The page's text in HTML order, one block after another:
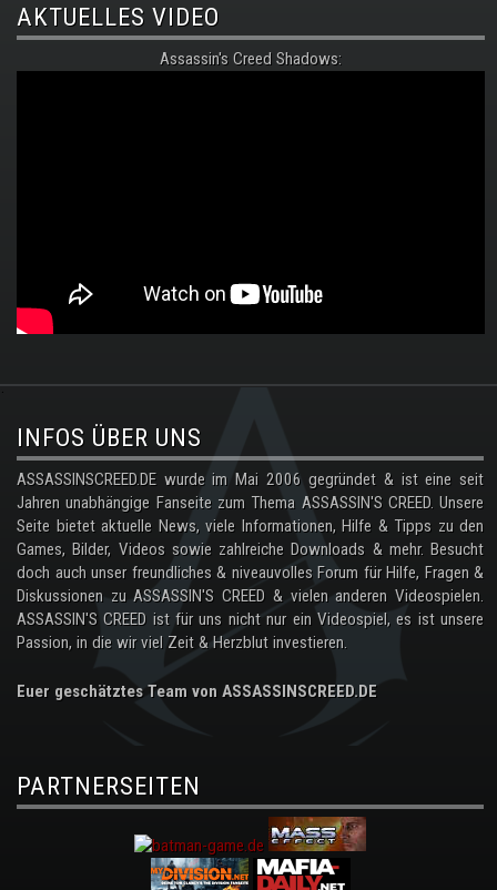
AKTUELLES VIDEO
Assassin's Creed Shadows:
.
INFOS ÜBER UNS
ASSASSINSCREED.DE wurde im Mai 2006 gegründet & ist eine seit
Jahren unabhängige Fanseite zum Thema ASSASSIN'S CREED. Unsere
Seite bietet aktuelle News, viele Informationen, Hilfe & Tipps zu den
Games, Bilder, Videos sowie zahlreiche Downloads & mehr. Besucht
doch auch unser freundliches & niveauvolles Forum für Hilfe, Fragen &
Diskussionen zu ASSASSIN'S CREED & vielen anderen Videospielen.
ASSASSIN'S CREED ist für uns nicht nur ein Videospiel, es ist unsere
Passion, in die wir viel Zeit & Herzblut investieren.
Euer geschätztes Team von ASSASSINSCREED.DE
PARTNERSEITEN